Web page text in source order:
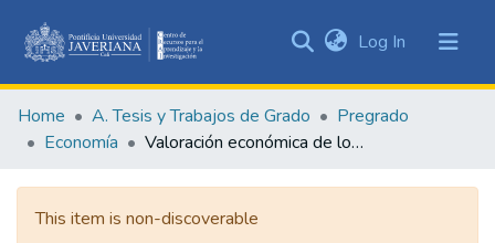
&
Collections
Statistics
Log In (current)
Home A. Tesis y Trabajos de Grado
Pregrado
Economía
Valoración económica de los servicios ecosistémicos del lago La Babilla
This item is non-discoverable